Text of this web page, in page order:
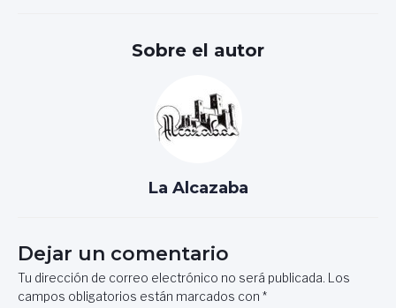
Sobre el autor
La Alcazaba
Dejar un comentario
Tu dirección de correo electrónico no será publicada. Los
campos obligatorios están marcados con *